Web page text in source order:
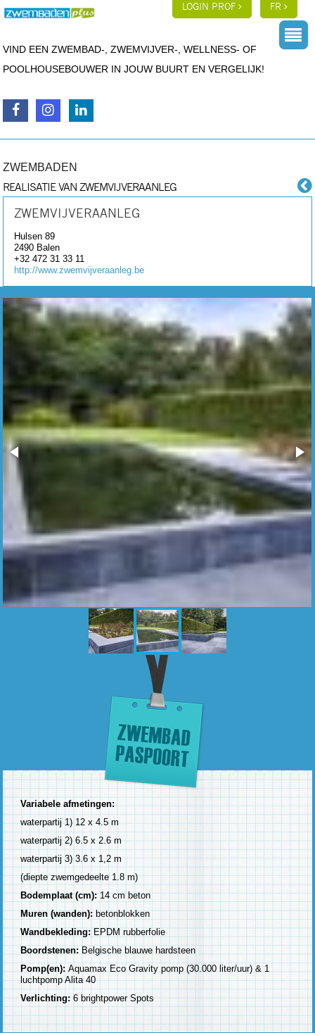
LOGIN PROF FR
VIND EEN ZWEMBAD-, ZWEMVIJVER-, WELLNESS- OF
POOLHOUSEBOUWER IN JOUW BUURT EN VERGELIJK!
ZWEMBADEN
REALISATIE VAN ZWEMVIJVERAANLEG
ZWEMVIJVERAANLEG
Hulsen 89
2490 Balen
+32 472 31 33 11
http://www.zwemvijveraanleg.be
Variabele afmetingen:
waterpartij 1) 12 x 4.5 m
waterpartij 2) 6.5 x 2.6 m
waterpartij 3) 3.6 x 1,2 m
(diepte zwemgedeelte 1.8 m)
Bodemplaat (cm): 14 cm beton
Muren (wanden): betonblokken
Wandbekleding: EPDM rubberfolie
Boordstenen: Belgische blauwe hardsteen
Pomp(en):Aquamax Eco Gravity pomp (30.000 liter/uur) & 1
luchtpomp Alita 40
Verlichting: 6 brightpower Spots